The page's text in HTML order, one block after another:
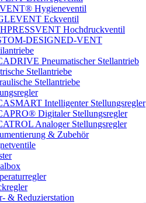
Hygieneventil
Eckventil
Hochdruckventil
DESIGNED-VENT
Pneumatischer Stellantrieb
Stellantriebe
Stellantriebe
Intelligenter Stellungsregler
Digitaler Stellungsregler
Analoger Stellungsregler
& Zubehör
& Reduzierstation